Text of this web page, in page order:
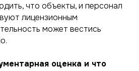
что объекты, и персонал
лицензионным
может вестись
оценка и что